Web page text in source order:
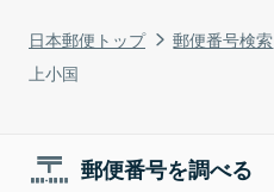
日本郵便トップ 郵便番号検索
上小国
郵便番号を調べる